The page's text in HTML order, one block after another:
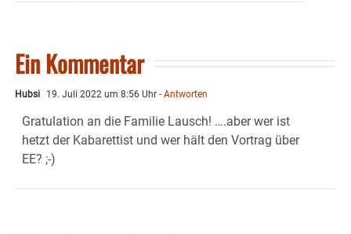
Ein Kommentar
Hubsi 19. Juli 2022 um 8:56 Uhr - Antworten
Gratulation an die Familie Lausch! ….aber wer ist
hetzt der Kabarettist und wer hält den Vortrag über
EE? ;-)